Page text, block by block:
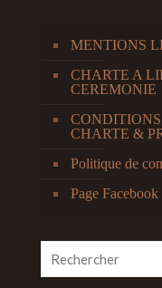
MENTIONS
CHARTE A
CEREMONIE
CHARTE &
Politique de
Page Facebook